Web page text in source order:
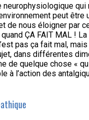
neurophysiologique
peut être
de nous éloigner par
ÇA FAIT MAL ! La
pas ça fait mal,
dans différentes
de quelque chose «
à l’action des